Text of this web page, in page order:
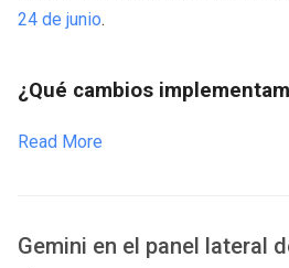
24 de junio.
¿Qué cambios
Read More
Gemini en el panel lateral